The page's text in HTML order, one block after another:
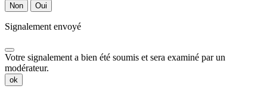
Non Oui
Signalement envoyé
Votre signalement a bien été soumis et sera examiné par un
modérateur.
ok